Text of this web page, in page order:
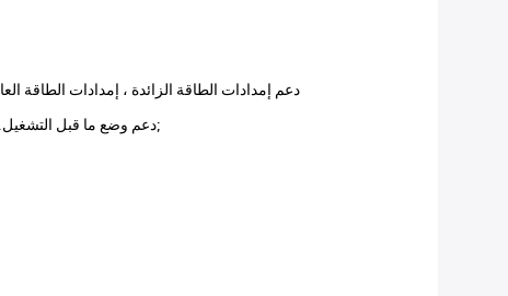
دعم إمدادات الطاقة الزائدة ، إمدادات الطاقة
دعم وضع ما قبل التشغيل. بعد تشغيل هذه الوظيفة، لن تؤثر عمليات جميع النوافذ على الفور. تحتاج إلى النقر على التأكيد،ثم كل العمليات سوف تكون فعالة في وقت واحد;